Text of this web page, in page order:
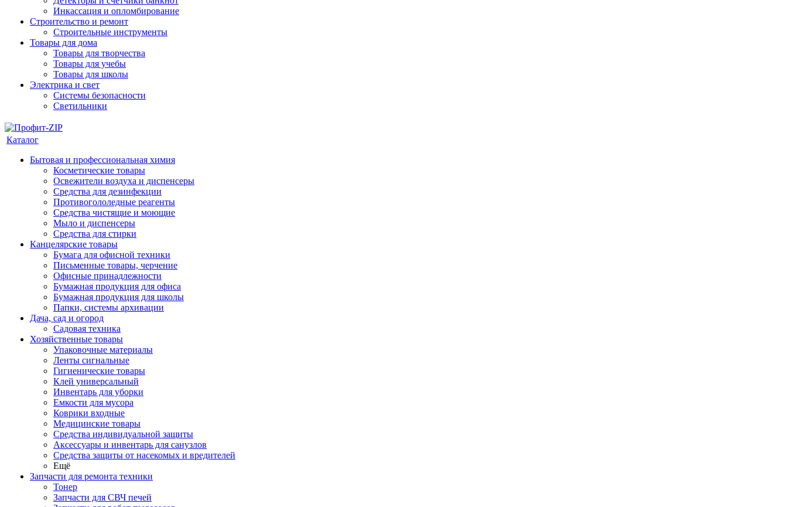
Инкассация и опломбирование
Строительство и ремонт
Строительные инструменты
Товары для дома
Товары для творчества
Товары для учебы
Товары для школы
Электрика и свет
Системы безопасности
Светильники
Каталог
Бытовая и профессиональная химия
Косметические товары
Освежители воздуха и диспенсеры
Средства для дезинфекции
Противогололедные реагенты
Средства чистящие и моющие
Мыло и диспенсеры
Средства для стирки
Канцелярские товары
Бумага для офисной техники
Письменные товары, черчение
Офисные принадлежности
Бумажная продукция для офиса
Бумажная продукция для школы
Папки, системы архивации
Дача, сад и огород
Садовая техника
Хозяйственные товары
Упаковочные материалы
Ленты сигнальные
Гигиенические товары
Клей универсальный
Инвентарь для уборки
Емкости для мусора
Коврики входные
Медицинские товары
Средства индивидуальной защиты
Аксессуары и инвентарь для санузлов
Средства защиты от насекомых и вредителей
Ещё
Запчасти для ремонта техники
Тонер
Запчасти для СВЧ печей